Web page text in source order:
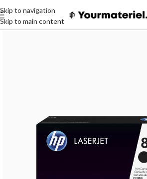
Skip to navigation
Skip to main content